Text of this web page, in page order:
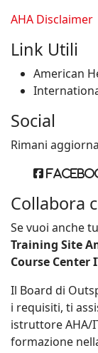
AHA Disclaimer
Link Utili
American
Social
Rimani
Collabora
Se vuoi anche tu
Training Site
Course Center
Il Board di
i requisiti, ti
istruttore AHA/
formazione